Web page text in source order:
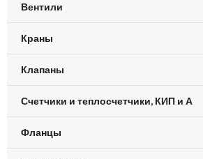
Вентили
Краны
Клапаны
Счетчики и теплосчетчики, КИП и А
Фланцы